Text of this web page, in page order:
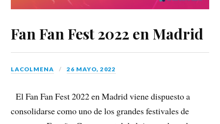
Fan Fan Fest 2022 en Madrid
LACOLMENA 26 MAYO, 2022
El Fan Fan Fest 2022 en Madrid viene dispuesto a
consolidarse como uno de los grandes festivales de